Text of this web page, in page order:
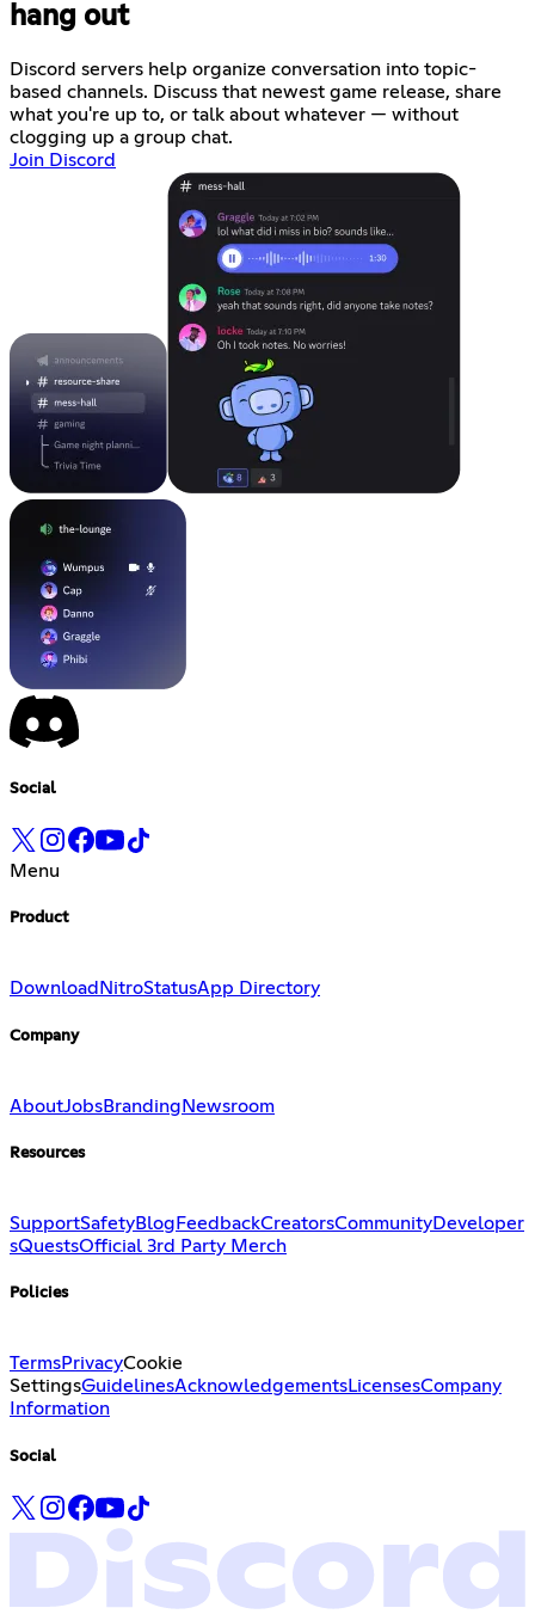
hang out
Discord servers help organize conversation into topic-
based channels. Discuss that newest game release, share
what you're up to, or talk about whatever — without
clogging up a group chat.
Join Discord
Social
Menu
Product
Download NitroStatusApp Directory
Company
AboutJobsBranding Newsroom
Resources
SupportSafetyBlog FeedbackCreatorsCommunityDeveloper
sQuestsOfficial 3rd Party Merch
Policies
TermsPrivacyCookie
SettingsGuidelinesAcknowledgementsLicensesCompany
Information
Social